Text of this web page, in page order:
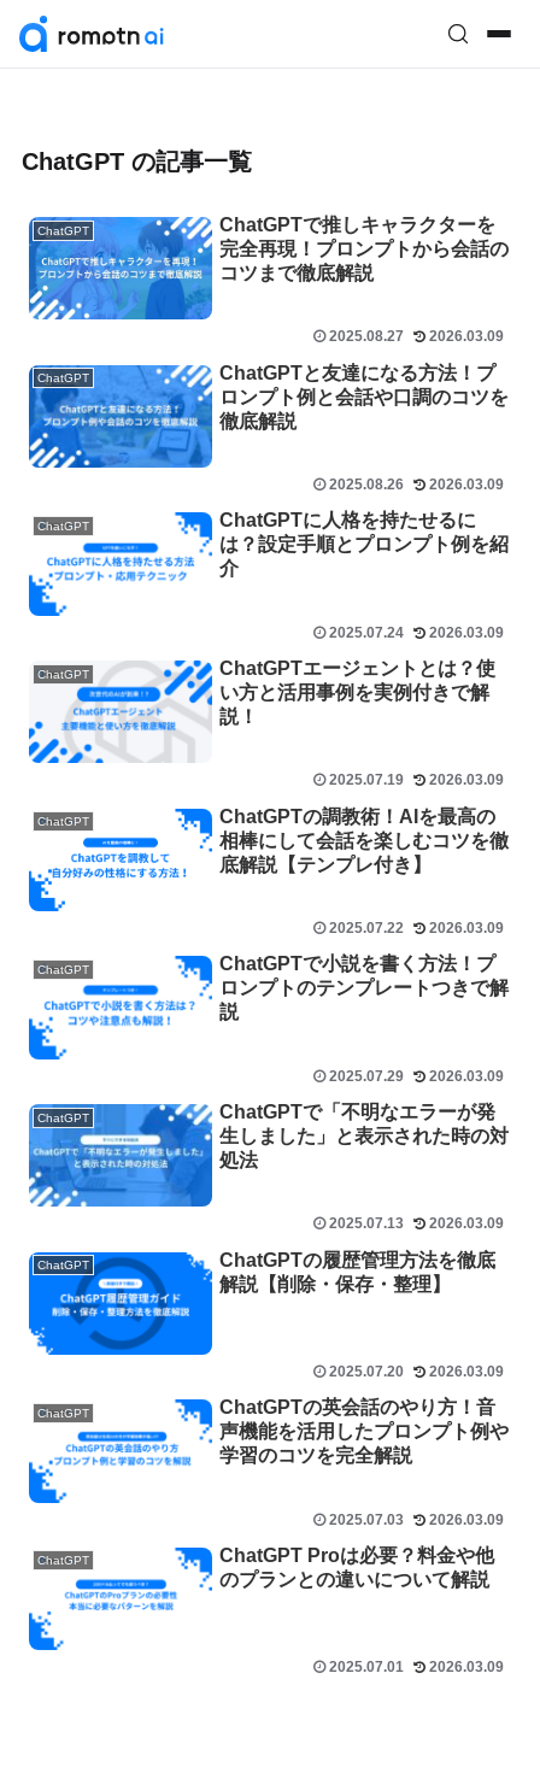
ChatGPT の記事一覧
ChatGPT
ChatGPTで推しキャラクターを
完全再現！プロンプトから会話の
コツまで徹底解説
2025.08.27 2026.03.09
ChatGPT
ChatGPTと友達になる方法！プ
ロンプト例と会話や口調のコツを
徹底解説
2025.08.26 2026.03.09
ChatGPT
ChatGPTに人格を持たせるに
は？設定手順とプロンプト例を紹
介
2025.07.24 2026.03.09
ChatGPT
ChatGPTエージェントとは？使
い方と活用事例を実例付きで解
説！
2025.07.19 2026.03.09
ChatGPT
ChatGPTの調教術！AIを最高の
相棒にして会話を楽しむコツを徹
底解説【テンプレ付き】
2025.07.22 2026.03.09
ChatGPT
ChatGPTで小説を書く方法！プ
ロンプトのテンプレートつきで解
説
2025.07.29 2026.03.09
ChatGPT
ChatGPTで「不明なエラーが発
生しました」と表示された時の対
処法
2025.07.13 2026.03.09
ChatGPT
ChatGPTの履歴管理方法を徹底
解説【削除・保存・整理】
2025.07.20 2026.03.09
ChatGPT
ChatGPTの英会話のやり方！音
声機能を活用したプロンプト例や
学習のコツを完全解説
2025.07.03 2026.03.09
ChatGPT
ChatGPT Proは必要？料金や他
のプランとの違いについて解説
2025.07.01 2026.03.09